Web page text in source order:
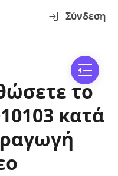
Σύνδεση
το
κατά